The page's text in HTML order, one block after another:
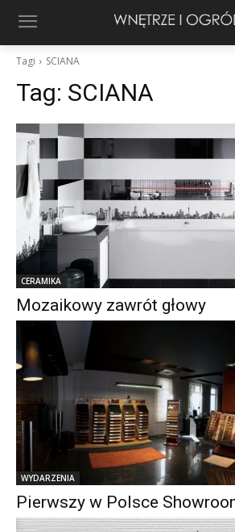
Tagi SCIANA
Tag: SCIANA
CERAMIKA
Mozaikowy zawrót głowy
WYDARZENIA
Pierwszy w Polsce